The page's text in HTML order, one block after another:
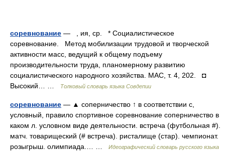
соревнование — , ия, ср. * Социалистическое
соревнование. Метод мобилизации трудовой и творческой
активности масс, ведущий к общему подъему
производительности труда, планомерному развитию
социалистического народного хозяйства. МАС, т. 4, 202. ◘
Высокий… …
Толковый словарь языка Совдепии
соревнование — ▲ соперничество ↑ в соответствии с,
условный, правило спортивное соревнование соперничество в
каком л. условном виде деятельности. встреча (футбольная #).
матч. товарищеский (# встреча). ристалище (стар). чемпионат.
розыгрыш. олимпиада.… …
Идеографический словарь русского языка